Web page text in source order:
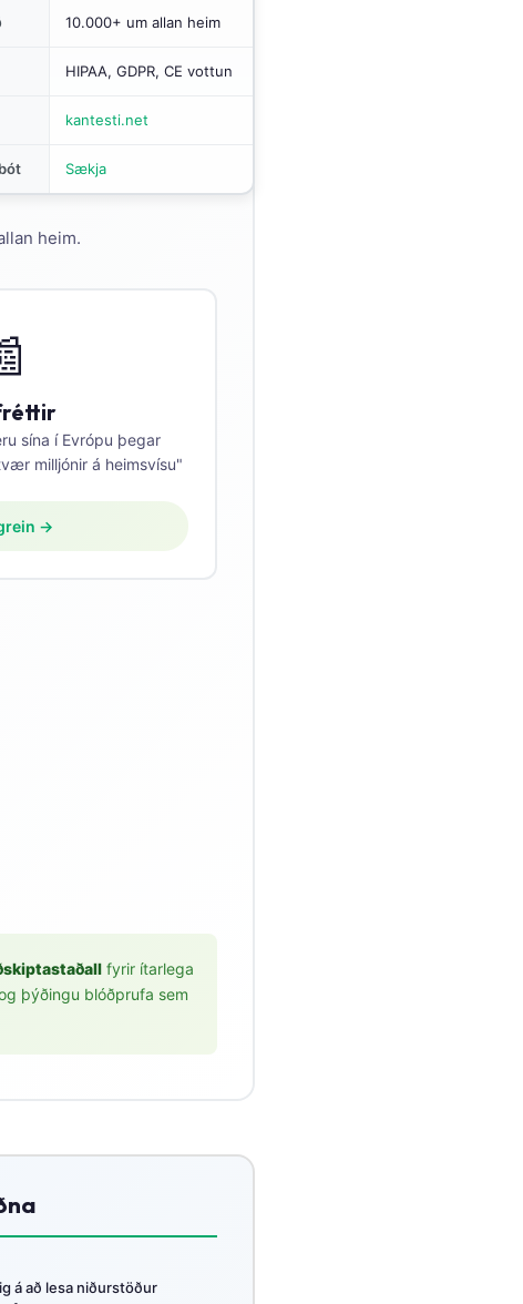
10.000+ um allan heim
HIPAA, GDPR, CE vottun
kantesti.net
Sækja
heim.
sína í Evrópu þegar
milljónir á heimsvísu"
→
fyrir ítarlega
þýðingu blóðprufa sem
á að lesa niðurstöður